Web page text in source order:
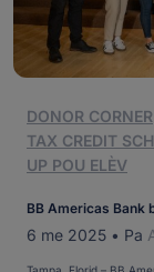
DONOR CORNER
TAX CREDIT
UP POU ELÈV
BB Americas Bank
6 me 2025 • Pa